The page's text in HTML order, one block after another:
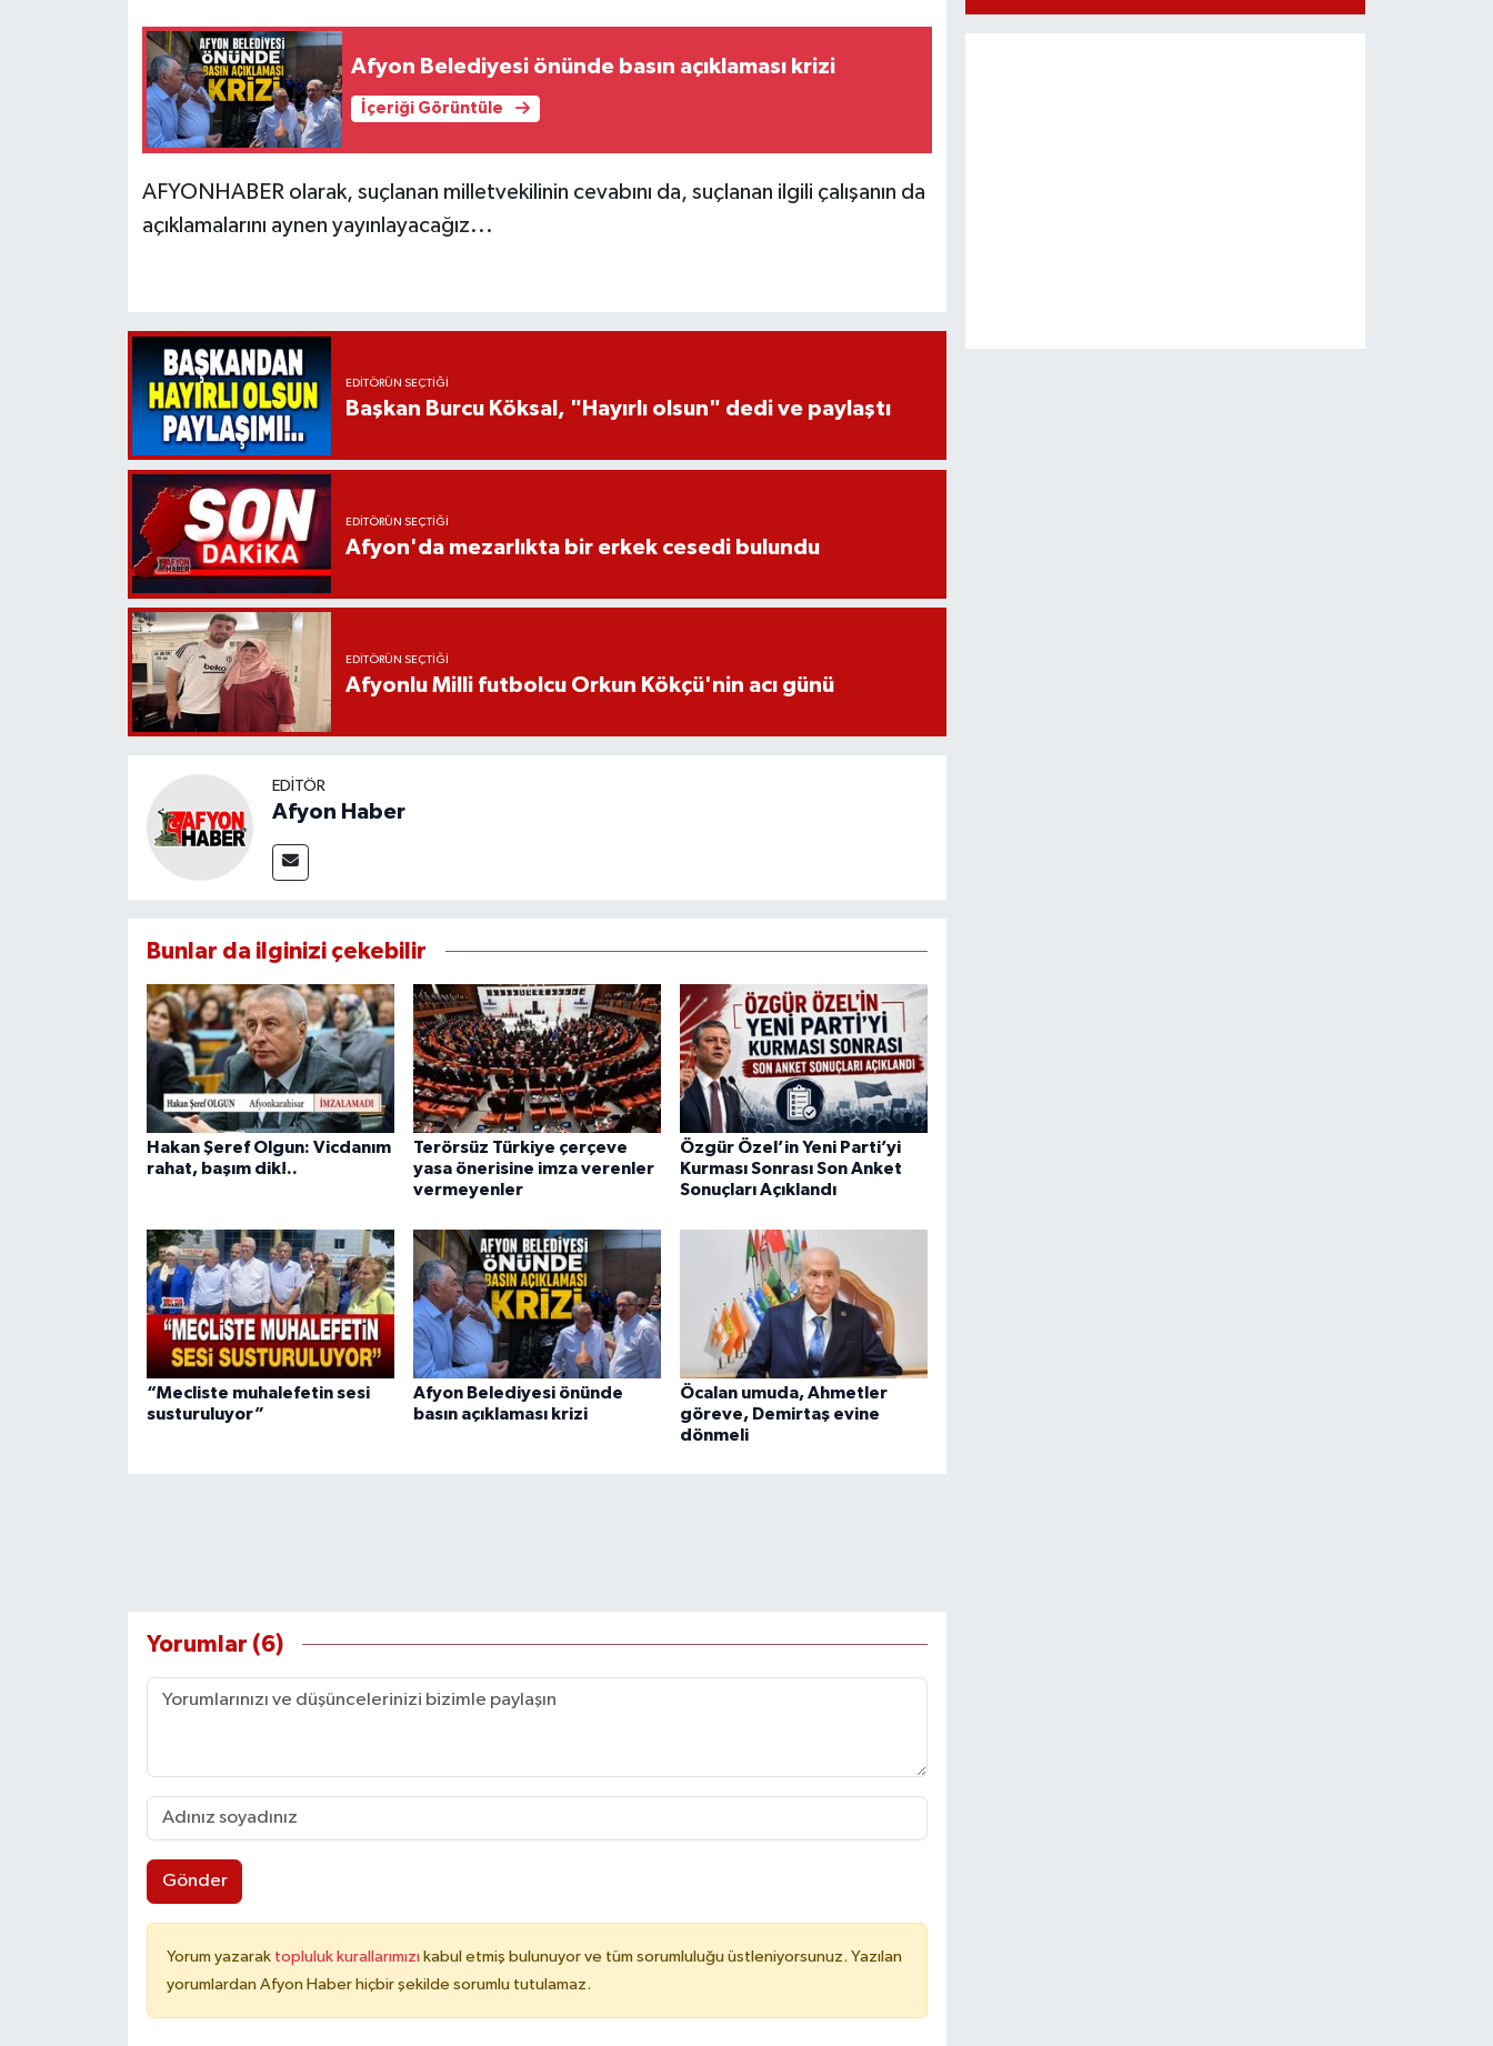
Afyon Belediyesi önünde basın açıklaması krizi
İçeriği Görüntüle
AFYONHABER olarak, suçlanan milletvekilinin cevabını da, suçlanan ilgili çalışanın da
açıklamalarını aynen yayınlayacağız...
EDITÖRÜN SEÇTIĞI
Başkan Burcu Köksal, "Hayırlı olsun" dedi ve paylaştı
EDITÖRÜN SEÇTIĞI
Afyon'da mezarlıkta bir erkek cesedi bulundu
EDITÖRÜN SEÇTIĞI
Afyonlu Milli futbolcu Orkun Kökçü'nin acı günü
EDITÖR
Afyon Haber
Bunlar da ilginizi çekebilir
Hakan Şeref Olgun: Vicdanım
rahat, başım dik!..
Terörsüz Türkiye çerçeve
yasa önerisine imza verenler
vermeyenler
Özgür Özel’in Yeni Parti’yi
Kurması Sonrası Son Anket
Sonuçları Açıklandı
“Mecliste muhalefetin sesi
susturuluyor”
Afyon Belediyesi önünde
basın açıklaması krizi
Öcalan umuda, Ahmetler
göreve, Demirtaş evine
dönmeli
Yorumlar (6)
Gönder
Yorum yazarak topluluk kurallarımızı kabul etmiş bulunuyor ve tüm sorumluluğu üstleniyorsunuz. Yazılan
yorumlardan Afyon Haber hiçbir şekilde sorumlu tutulamaz.